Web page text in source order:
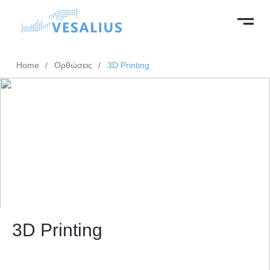
Home / Ορθώσεις / 3D Printing
3D Printing